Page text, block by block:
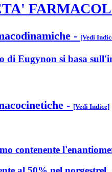
- [Vedi
di Eugynon si basa
- [Vedi Indice]
contenente